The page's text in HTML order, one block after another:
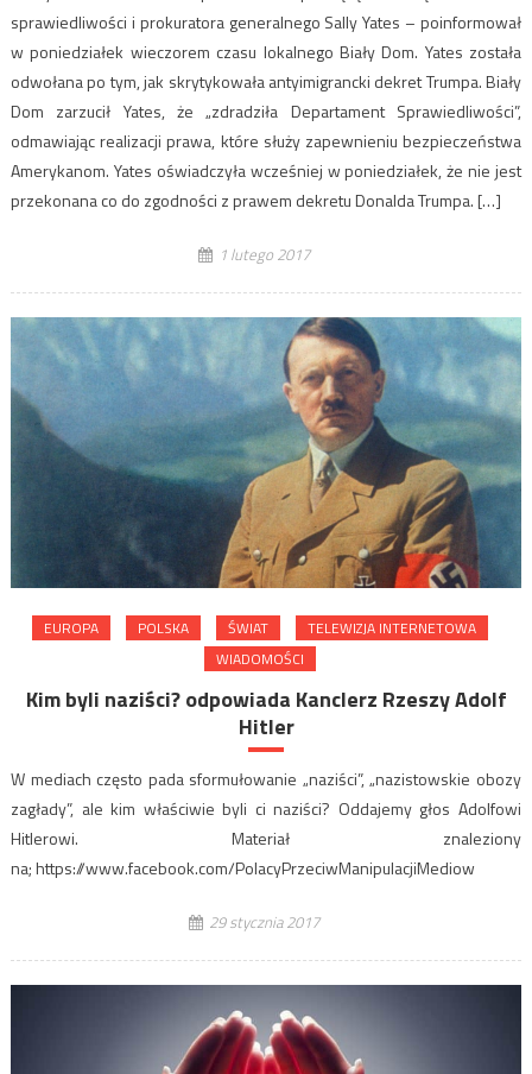
sprawiedliwości i prokuratora generalnego Sally Yates – poinformował
w poniedziałek wieczorem czasu lokalnego Biały Dom. Yates została
odwołana po tym, jak skrytykowała antyimigrancki dekret Trumpa. Biały
Dom zarzucił Yates, że „zdradziła Departament Sprawiedliwości”,
odmawiając realizacji prawa, które służy zapewnieniu bezpieczeństwa
Amerykanom. Yates oświadczyła wcześniej w poniedziałek, że nie jest
przekonana co do zgodności z prawem dekretu Donalda Trumpa. […]
1 lutego 2017
EUROPA POLSKA ŚWIAT
TELEWIZJA INTERNETOWA
WIADOMOŚCI
Kim byli naziści? odpowiada Kanclerz Rzeszy Adolf
Hitler
W mediach często pada sformułowanie „naziści”, „nazistowskie obozy
zagłady”, ale kim właściwie byli ci naziści? Oddajemy głos Adolfowi
Hitlerowi. Materiał znaleziony
na; https://www.facebook.com/PolacyPrzeciwManipulacjiMediow
29 stycznia 2017